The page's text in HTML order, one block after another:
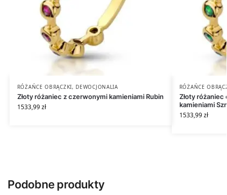
RÓŻAŃCE OBRĄCZKI, DEWOCJONALIA
Złoty różaniec z czerwonymi kamieniami Rubin
1533,99zł
RÓŻAŃCE
Złoty różaniec
kamieniami
1533,99zł
Podobne produkty